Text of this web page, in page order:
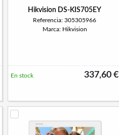
Hikvision DS-KIS705EY
Referencia: 305305966
Marca: Hikvision
337,60 €
En stock